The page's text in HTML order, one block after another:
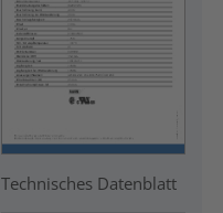
Technisches Datenblatt